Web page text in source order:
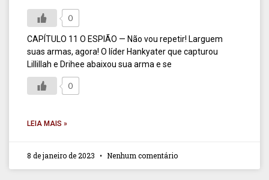
0
CAPÍTULO 11 O ESPIÃO — Não vou repetir! Larguem
suas armas, agora! O líder Hankyater que capturou
Lillillah e Drihee abaixou sua arma e se
0
LEIA MAIS »
8 de janeiro de 2023 Nenhum comentário